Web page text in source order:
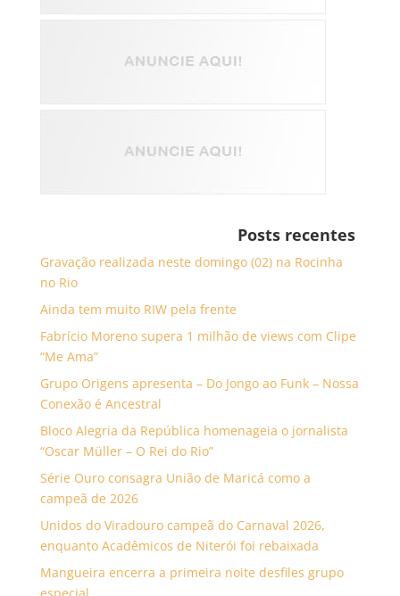
Posts recentes
Gravação realizada neste domingo (02) na Rocinha
no Rio
Ainda tem muito RIW pela frente
Fabrício Moreno supera 1 milhão de views com Clipe
“Me Ama”
Grupo Origens apresenta – Do Jongo ao Funk – Nossa
Conexão é Ancestral
Bloco Alegria da República homenageia o jornalista
“Oscar Müller – O Rei do Rio”
Série Ouro consagra União de Maricá como a
campeã de 2026
Unidos do Viradouro campeã do Carnaval 2026,
enquanto Acadêmicos de Niterói foi rebaixada
Mangueira encerra a primeira noite desfiles grupo